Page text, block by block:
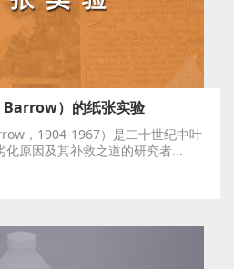
）的纸张实验
，1904-1967）是二十世纪中叶
化原因及其补救之道的研究者...